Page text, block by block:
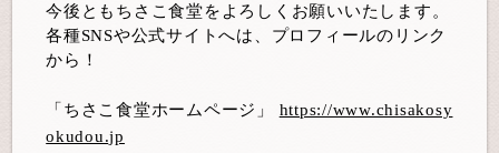
今後ともちさこ食堂をよろしくお願いいたします。
各種SNSや公式サイトへは、プロフィールのリンク
から！
「ちさこ食堂ホームページ」
https://www.chisakosy
okudou.jp